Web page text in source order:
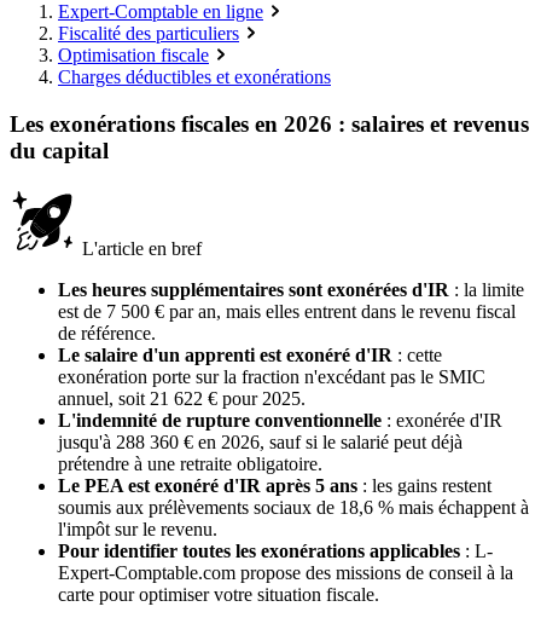
Expert-Comptable en ligne
Fiscalité des particuliers
Optimisation fiscale
Charges déductibles et exonérations
Les exonérations fiscales en 2026 : salaires et revenus
du capital
L'article en bref
Les heures supplémentaires sont exonérées d'IR : la limite
est de 7 500 € par an, mais elles entrent dans le revenu fiscal
de référence.
Le salaire d'un apprenti est exonéré d'IR : cette
exonération porte sur la fraction n'excédant pas le SMIC
annuel, soit 21 622 € pour 2025.
L'indemnité de rupture conventionnelle : exonérée d'IR
jusqu'à 288 360 € en 2026, sauf si le salarié peut déjà
prétendre à une retraite obligatoire.
Le PEA est exonéré d'IR après 5 ans : les gains restent
soumis aux prélèvements sociaux de 18,6 % mais échappent à
l'impôt sur le revenu.
Pour identifier toutes les exonérations applicables : L-
Expert-Comptable.com propose des missions de conseil à la
carte pour optimiser votre situation fiscale.